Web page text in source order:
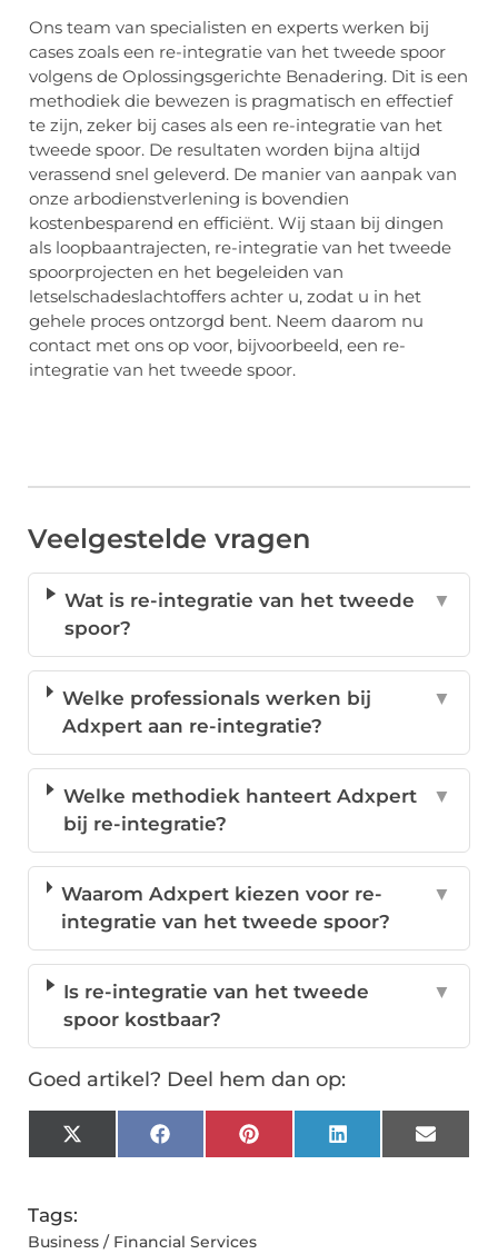
Ons team van specialisten en experts werken bij
cases zoals een re-integratie van het tweede spoor
volgens de Oplossingsgerichte Benadering. Dit is een
methodiek die bewezen is pragmatisch en effectief
te zijn, zeker bij cases als een re-integratie van het
tweede spoor. De resultaten worden bijna altijd
verassend snel geleverd. De manier van aanpak van
onze arbodienstverlening is bovendien
kostenbesparend en efficiënt. Wij staan bij dingen
als loopbaantrajecten, re-integratie van het tweede
spoorprojecten en het begeleiden van
letselschadeslachtoffers achter u, zodat u in het
gehele proces ontzorgd bent. Neem daarom nu
contact met ons op voor, bijvoorbeeld, een re-
integratie van het tweede spoor.
Veelgestelde vragen
Wat is re-integratie van het tweede
spoor?
▼
Welke professionals werken bij
Adxpert aan re-integratie?
▼
Welke methodiek hanteert Adxpert
bij re-integratie?
▼
Waarom Adxpert kiezen voor re-
integratie van het tweede spoor?
▼
Is re-integratie van het tweede
spoor kostbaar?
▼
Goed artikel? Deel hem dan op:
X
(Twitter)
FacebookPinterestLinkedInEmail
Tags:
Business / Financial Services